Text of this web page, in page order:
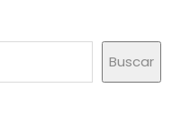
Buscar